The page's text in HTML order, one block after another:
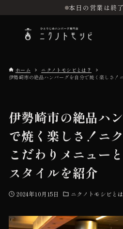
本日の営業は終
お品書き
初めての方へ
ホーム
ニクノトモシビとは？
伊勢崎市の絶品ハ
で焼く楽しさ！ニ
こだわりメニュー
スタイルを紹介
2024年10月15日 ニクノトモシビと